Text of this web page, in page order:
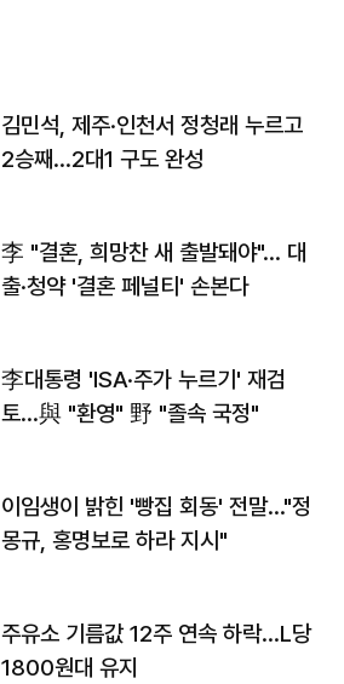
김민석, 제주·인천서 정청래 누르고
2승째…2대1 구도 완성
李 "결혼, 희망찬 새 출발돼야"… 대
출·청약 '결혼 페널티' 손본다
李대통령 'ISA·주가 누르기' 재검
토…與 "환영" 野 "졸속 국정"
이임생이 밝힌 '빵집 회동' 전말…"정
몽규, 홍명보로 하라 지시"
주유소 기름값 12주 연속 하락…L당
1800원대 유지